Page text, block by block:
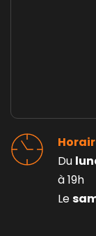
Du
à 19h
Le